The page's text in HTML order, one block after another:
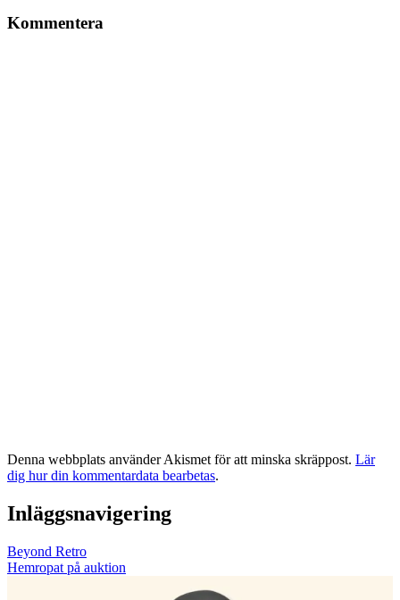
Kommentera
Denna webbplats använder Akismet för att minska skräppost. Lär
dig hur din kommentardata bearbetas.
Inläggsnavigering
Beyond Retro
Hemropat på auktion